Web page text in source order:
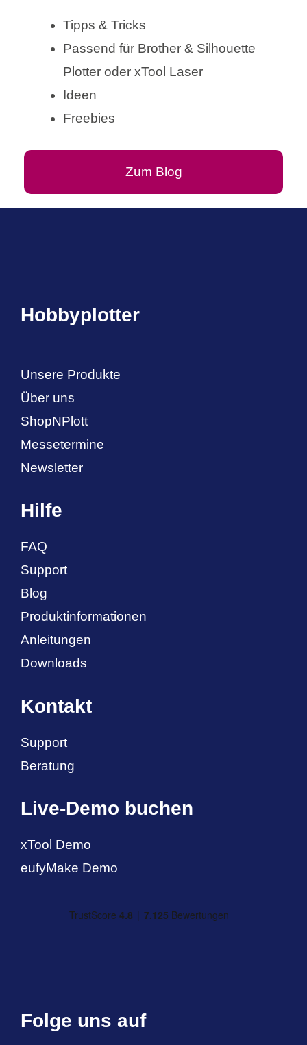
Tipps & Tricks
Passend für Brother & Silhouette
Plotter oder xTool Laser
Ideen
Freebies
Zum Blog
Hobbyplotter
Unsere Produkte
Über uns
ShopNPlott
Messetermine
Newsletter
Hilfe
FAQ
Support
Blog
Produktinformationen
Anleitungen
Downloads
Kontakt
Support
Beratung
Live-Demo buchen
xTool Demo
eufyMake Demo
Folge uns auf